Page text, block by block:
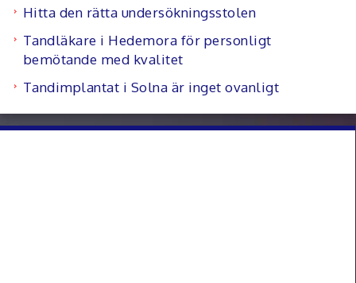
Hitta den rätta undersökningsstolen
Tandläkare i Hedemora för personligt
bemötande med kvalitet
Tandimplantat i Solna är inget ovanligt